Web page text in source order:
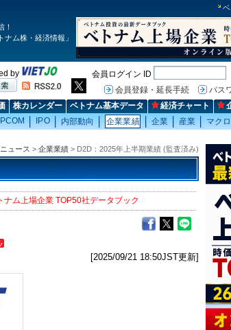
！
ム株・経済情報」
by 会員ログイン ID
会員登録・延長手続
パス
株カレンダー ベトナム基本データ 経済チャート
IPO 内部動向 企業業績 企業 産業 マク
ュース > 企業業績 > D2D：2025年上半期業績 (監査済み)
ナム上場企業 TOP50社データブック
[2025/09/21 18:50JST更新]